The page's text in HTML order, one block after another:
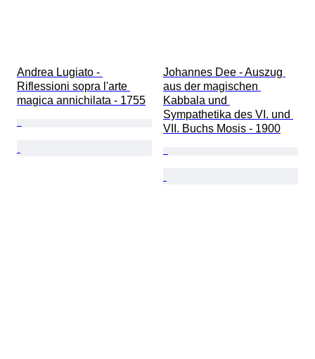
Andrea Lugiato -
Riflessioni sopra l'arte
magica annichilata - 1755
Johannes Dee - Auszug
aus der magischen
Kabbala und
Sympathetika des VI. und
VII. Buchs Mosis - 1900